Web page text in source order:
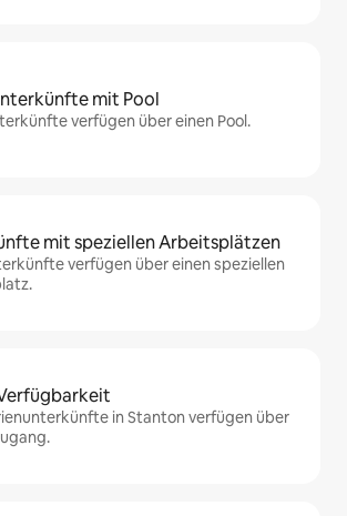
mit Pool
verfügen über einen Pool.
mit speziellen Arbeitsplätzen
verfügen über einen speziellen
in Stanton verfügen über